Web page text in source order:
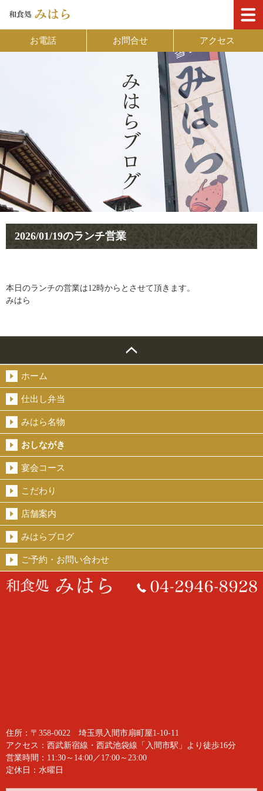
お電話 お問合せ アクセス
2026/01/19のランチ営業
本日のランチの営業は12時からとさせて頂きます。
みはら
ホーム
仕出し弁当
みはら名物
おしながき
宴会コース
こだわり
店舗案内
みはらブログ
ご予約・お問い合わせ
住所：〒358-0022 埼玉県入間市扇町屋1-10-11
アクセス：西武新宿線・西武池袋線「入間市駅」より徒歩16分
営業時間：11:30～14:00／17:00～23:00
定休日：水曜日